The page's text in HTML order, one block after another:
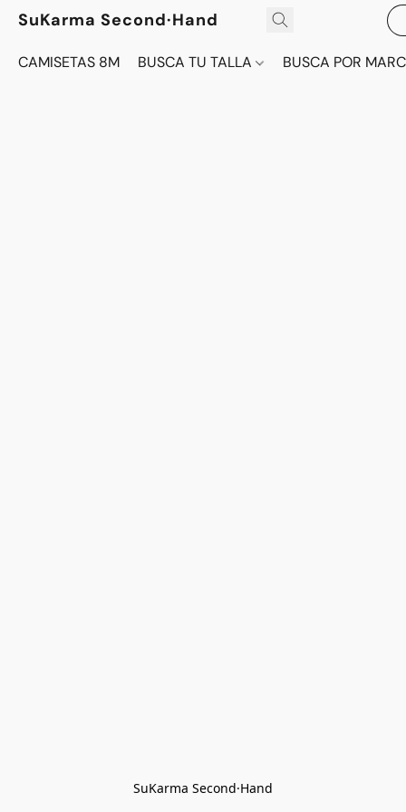
SuKarma Second·Hand
CAMISETAS 8M BUSCA TU TALLA BUSCA POR
SuKarma Second·Hand